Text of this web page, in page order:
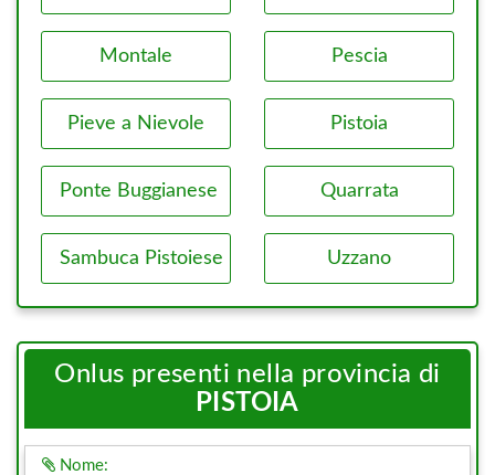
Montale Pescia
Pieve a Nievole Pistoia
Ponte Buggianese Quarrata
Sambuca Pistoiese Uzzano
Onlus presenti nella provincia di
PISTOIA
Nome: